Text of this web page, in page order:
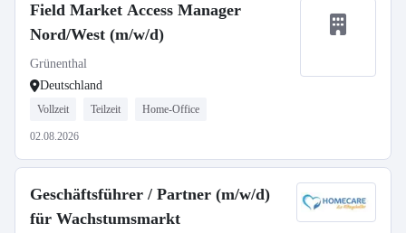
Field Market Access Manager
Nord/West (m/w/d)
Grünenthal
Deutschland
Vollzeit Teilzeit Home-Office
02.08.2026
Geschäftsführer / Partner (m/w/d)
für Wachstumsmarkt